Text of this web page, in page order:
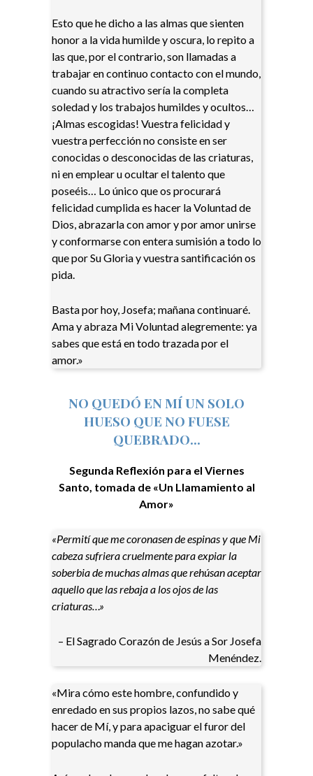
Esto que he dicho a las almas que sienten
honor a la vida humilde y oscura, lo repito a
las que, por el contrario, son llamadas a
trabajar en continuo contacto con el mundo,
cuando su atractivo sería la completa
soledad y los trabajos humildes y ocultos…
¡Almas escogidas! Vuestra felicidad y
vuestra perfección no consiste en ser
conocidas o desconocidas de las criaturas,
ni en emplear u ocultar el talento que
poseéis… Lo único que os procurará
felicidad cumplida es hacer la Voluntad de
Dios, abrazarla con amor y por amor unirse
y conformarse con entera sumisión a todo lo
que por Su Gloria y vuestra santificación os
pida.
Basta por hoy, Josefa; mañana continuaré.
Ama y abraza Mi Voluntad alegremente: ya
sabes que está en todo trazada por el
amor.»
NO QUEDÓ EN MÍ UN SOLO
HUESO QUE NO FUESE
QUEBRADO…
Segunda Reflexión para el Viernes
Santo, tomada de «Un Llamamiento al
Amor»
«Permití que me coronasen de espinas y que Mi
cabeza sufriera cruelmente para expiar la
soberbia de muchas almas que rehúsan aceptar
aquello que las rebaja a los ojos de las
criaturas…»
– El Sagrado Corazón de Jesús a Sor Josefa
Menéndez.
«Mira cómo este hombre, confundido y
enredado en sus propios lazos, no sabe qué
hacer de Mí, y para apaciguar el furor del
populacho manda que me hagan azotar.»